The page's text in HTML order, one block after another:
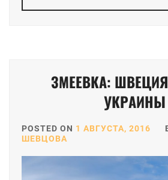
ЗМЕЕВКА:
УКРАИНЫ
POSTED ON 1 АВГУСТА, 2016
ШЕВЦОВА